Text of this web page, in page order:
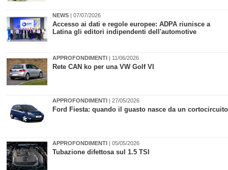
NEWS | 07/07/2026
​Accesso ai dati e regole europee: ADPA riunisce a
Latina gli editori indipendenti dell'automotive
APPROFONDIMENTI | 11/06/2026
Rete CAN ko per una VW Golf VI
APPROFONDIMENTI | 27/05/2026
Ford Fiesta: quando il guasto nasce da un cortocircuito
APPROFONDIMENTI | 05/05/2026
Tubazione difettosa sul 1.5 TSI